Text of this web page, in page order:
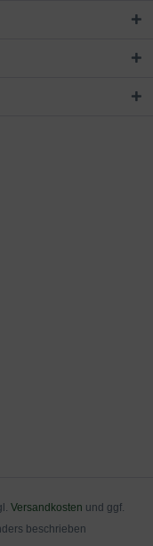
Versandkosten und ggf.
beschrieben